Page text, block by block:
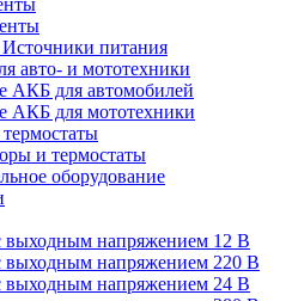
Источники питания
авто- и мототехники
АКБ для автомобилей
АКБ для мототехники
и термостаты
оборудование
выходным напряжением 12 В
выходным напряжением 220 В
выходным напряжением 24 В